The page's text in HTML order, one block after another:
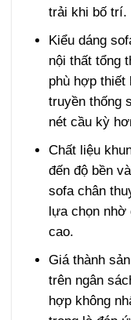
trải khi bố trí.
Kiểu dáng
nội thất tổng
phù hợp thiết
truyền thống
nét cầu kỳ
Chất liệu
đến độ bền
sofa chân
lựa chọn nhờ
cao.
Giá thành
trên ngân
hợp không